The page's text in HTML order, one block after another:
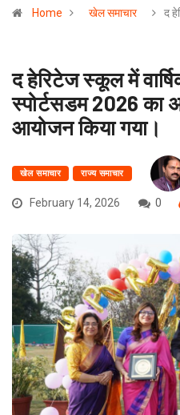
Home खेल समाचार द
द हेरिटेज स्कूल में
स्पोर्टसडम 2026
आयोजन किया गया।
खेल समाचार राज्य समाचार
February 14, 2026 0